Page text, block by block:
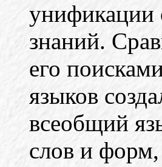
унификации
знаний.
его
языков
всеобщий
слов и форм,